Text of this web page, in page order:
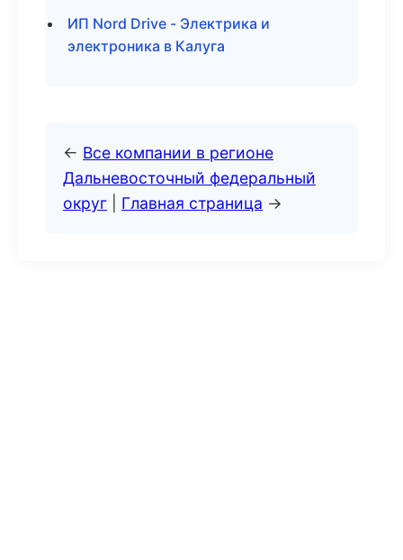
ИП Nord Drive - Электрика и
электроника в Калуга
← Все компании в регионе
Дальневосточный федеральный
округ
Главная страница →